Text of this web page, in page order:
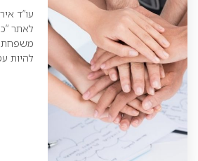
עו”ד
לאתר
להיות